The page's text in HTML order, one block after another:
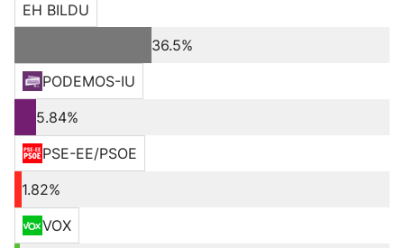
EH BILDU
36.5%
PODEMOS-IU
5.84%
PSE-EE/PSOE
1.82%
VOX